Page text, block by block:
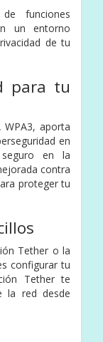
funciones
un entorno
de tu
para tu
aporta
en
en la
contra
proteger tu
Tether o la
configurar tu
Tether te
la red desde